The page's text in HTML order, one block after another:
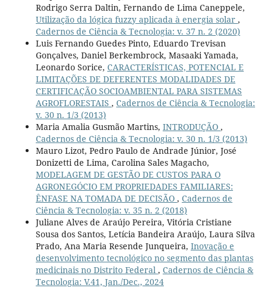
Rodrigo Serra Daltin, Fernando de Lima Caneppele,
Utilização da lógica fuzzy aplicada à energia solar ,
Cadernos de Ciência & Tecnologia: v. 37 n. 2 (2020)
Luis Fernando Guedes Pinto, Eduardo Trevisan
Gonçalves, Daniel Berkembrock, Masaaki Yamada,
Leonardo Sorice, CARACTERÍSTICAS, POTENCIAL E
LIMITAÇÕES DE DEFERENTES MODALIDADES DE
CERTIFICAÇÃO SOCIOAMBIENTAL PARA SISTEMAS
AGROFLORESTAIS , Cadernos de Ciência & Tecnologia:
v. 30 n. 1/3 (2013)
Maria Amalia Gusmão Martins, INTRODUÇÃO ,
Cadernos de Ciência & Tecnologia: v. 30 n. 1/3 (2013)
Mauro Lizot, Pedro Paulo de Andrade Júnior, José
Donizetti de Lima, Carolina Sales Magacho,
MODELAGEM DE GESTÃO DE CUSTOS PARA O
AGRONEGÓCIO EM PROPRIEDADES FAMILIARES:
ÊNFASE NA TOMADA DE DECISÃO , Cadernos de
Ciência & Tecnologia: v. 35 n. 2 (2018)
Juliane Alves de Araújo Pereira, Vitória Cristiane
Sousa dos Santos, Letícia Bandeira Araújo, Laura Silva
Prado, Ana Maria Resende Junqueira, Inovação e
desenvolvimento tecnológico no segmento das plantas
medicinais no Distrito Federal , Cadernos de Ciência &
Tecnologia: V.41, Jan./Dec., 2024